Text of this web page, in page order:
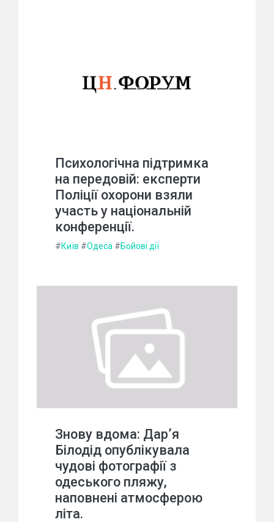
Психологічна підтримка
на передовій: експерти
Поліції охорони взяли
участь у національній
конференції.
#Київ #Одеса #Бойові дії
Знову вдома: Дарʼя
Білодід опублікувала
чудові фотографії з
одеського пляжу,
наповнені атмосферою
літа.